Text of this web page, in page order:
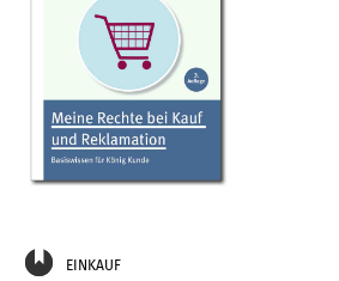
EINKAUF